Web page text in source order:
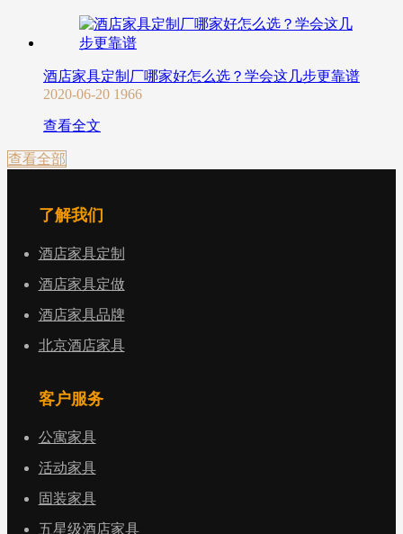
酒店家具定制厂哪家好怎么选？学会这几步更靠谱
2020-06-20 1966
查看全文
查看全部
了解我们
酒店家具定制
酒店家具定做
酒店家具品牌
北京酒店家具
客户服务
公寓家具
活动家具
固装家具
五星级酒店家具